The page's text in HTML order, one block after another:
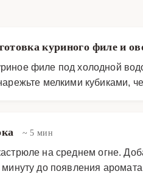
куриного филе и
филе под холодной
мелкими кубиками,
~ 5 мин
на среднем огне.
до появления